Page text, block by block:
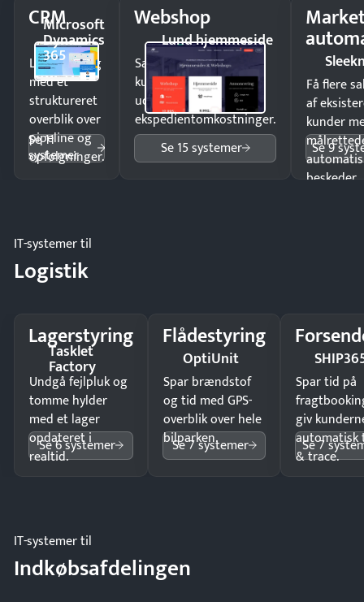
CRM
Microsoft
Dynamics
365
Luk flere salg
med et
struktureret
overblik over
pipeline og
opfølgninger.
Se 11
systemer
Webshop
Lund hjemmeside
Sælg produkter 24/7 til
kunder i hele landet
uden
ekspedientomkostninger.
Se 15 systemer
Få flere
af
kunder
beskeder.
Se 9
IT-systemer til
Logistik
Lagerstyring
Tasklet
Factory
Undgå fejlpluk og
tomme hylder
med et lager
opdateret i
realtid.
Se 6 systemer
Flådestyring
OptiUnit
Spar brændstof
og tid med GPS-
overblik over hele
bilparken.
Se 7 systemer
Spar tid på
giv
automatisk
& trace.
Se 7
IT-systemer til
Indkøbsafdelingen